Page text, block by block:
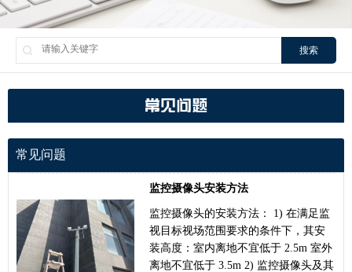
搜索
常见问题
常见问题
监控摄像头安装方法
监控摄像头的安装方法： 1) 在满足监
视目标视场范围要求的条件下，其安
装高度：室内离地不宜低于 2.5m 室外
离地不宜低于 3.5m 2) 监控摄像头及其